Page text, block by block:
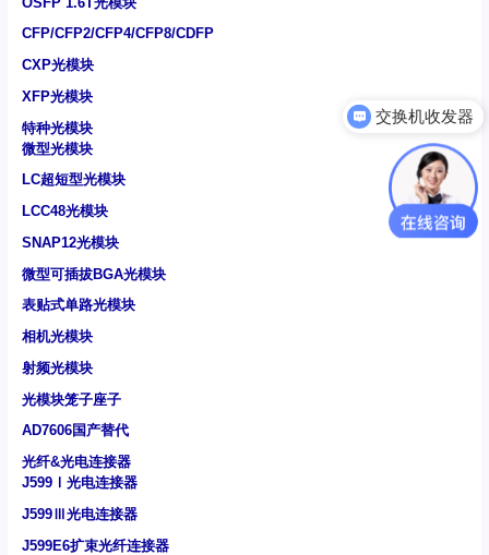
CFP/CFP2/CFP4/CFP8/CDFP
CXP光模块
XFP光模块
特种光模块
微型光模块
LC超短型光模块
LCC48光模块
SNAP12光模块
微型可插拔BGA光模块
表贴式单路光模块
相机光模块
射频光模块
光模块笼子座子
AD7606国产替代
光纤&光电连接器
J599Ⅰ光电连接器
J599Ⅲ光电连接器
J599E6扩束光纤连接器
可以介绍下你们的产品么